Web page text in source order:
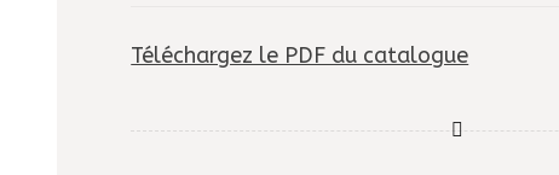
Téléchargez le PDF du catalogue